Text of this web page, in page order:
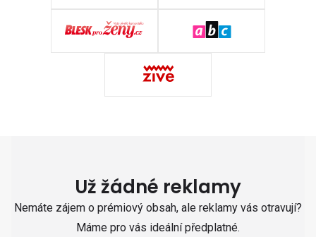
Už žádné reklamy
Nemáte zájem o prémiový obsah, ale reklamy vás otravují?
Máme pro vás ideální předplatné.